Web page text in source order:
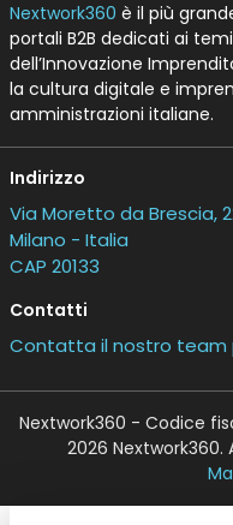
Nextwork360 è il più
portali B2B dedicati ai
dell’Innovazione
la cultura digitale e
amministrazioni italiane.
Indirizzo
Via Moretto da Brescia,
Milano - Italia
CAP 20133
Contatti
Contatta il nostro team
Nextwork360 - Codice
2026 Nextwork360.